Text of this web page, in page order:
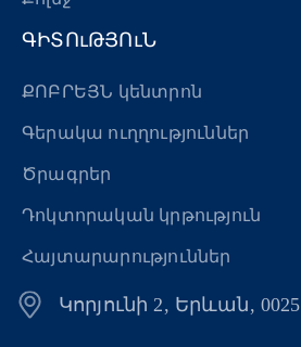
ԳԻՏՈւԹՅՈւՆ
ՔՈԲՐԵՅՆ կենտրոն
Գերակա ուղղություններ
Ծրագրեր
Դոկտորական կրթություն
Հայտարարություններ
Կորյունի 2, Երևան, 0025